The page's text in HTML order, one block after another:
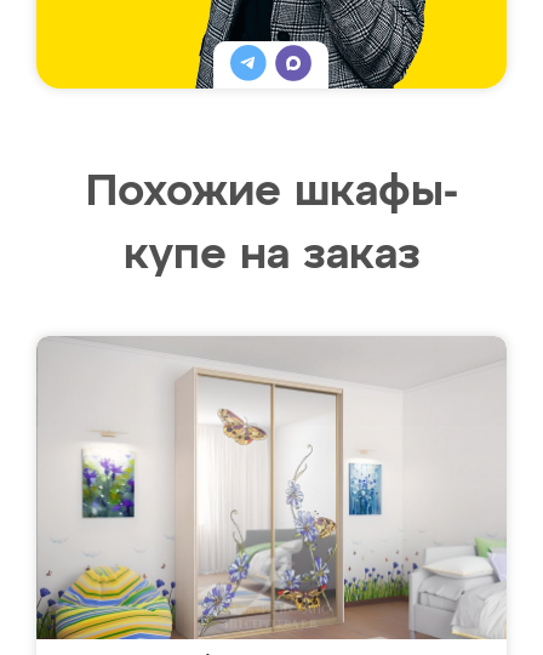
Похожие шкафы-
купе на заказ